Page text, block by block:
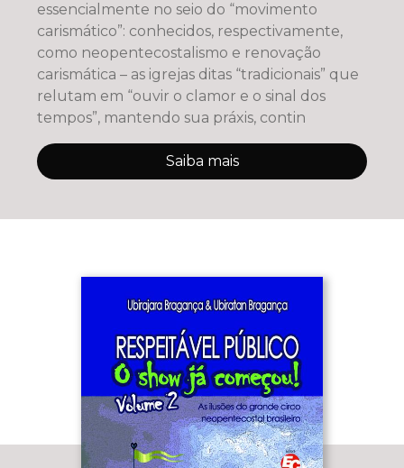
essencialmente no seio do “movimento
carismático”: conhecidos, respectivamente,
como neopentecostalismo e renovação
carismática – as igrejas ditas “tradicionais” que
relutam em “ouvir o clamor e o sinal dos
tempos”, mantendo sua práxis, contin
Saiba mais